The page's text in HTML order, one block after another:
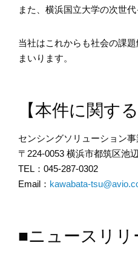
また、横浜国立大学の次世
当社はこれからも社会の課
まいります。
【本件に関す
センシングソリューショ
〒224-0053 横浜市都筑区池
TEL：045-287-0302
Email： kawabata-
■ニュースリ